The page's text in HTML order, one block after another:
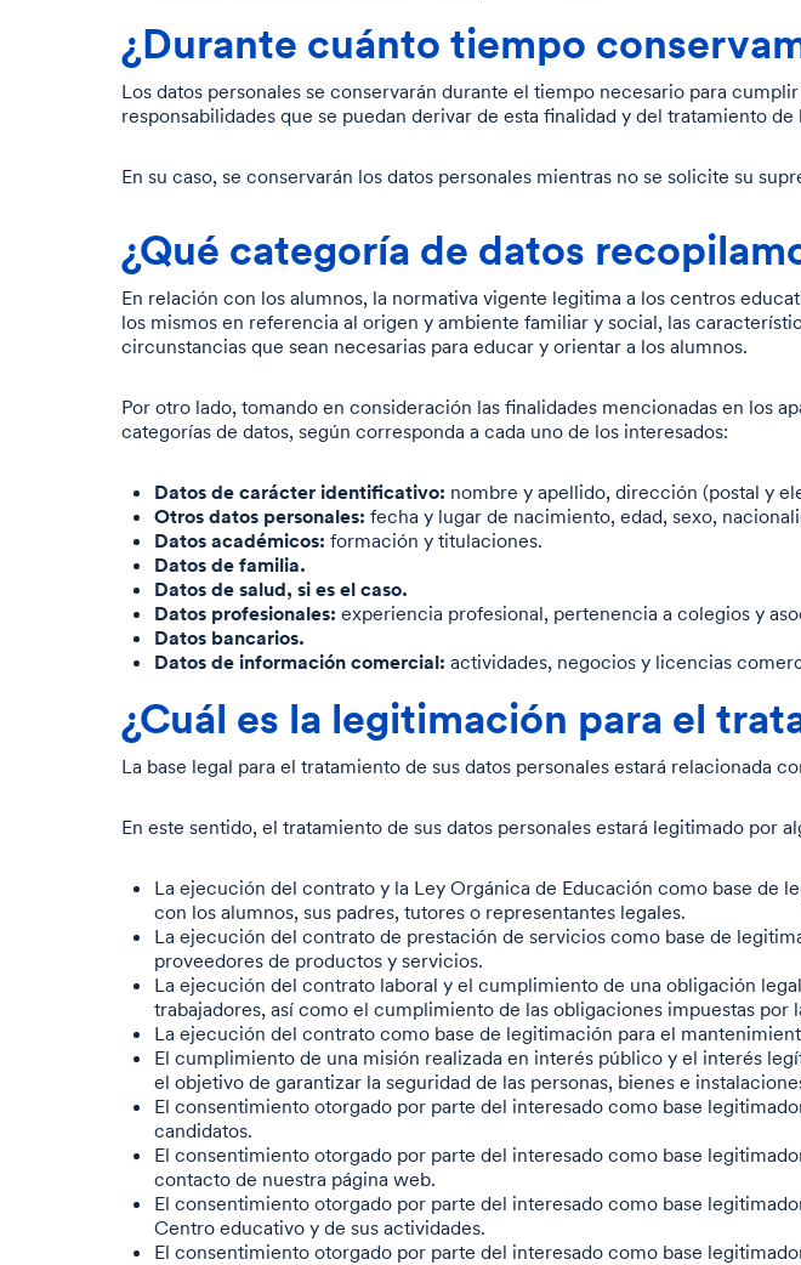
¿Durante cuánto tiempo
Los datos personales se conservarán durante el tiempo necesario para
responsabilidades que se puedan derivar de esta finalidad y del tratamiento de
En su caso, se conservarán los datos personales mientras no se solicite su
¿Qué categoría de datos
En relación con los alumnos, la normativa vigente legitima a los centros
los mismos en referencia al origen y ambiente familiar y social, las
circunstancias que sean necesarias para educar y orientar a los alumnos.
Por otro lado, tomando en consideración las finalidades mencionadas en los
categorías de datos, según corresponda a cada uno de los interesados:
Datos de carácter identificativo: nombre y apellido, dirección (postal y
Otros datos personales: fecha y lugar de nacimiento, edad, sexo,
Datos académicos: formación y titulaciones.
Datos de familia.
Datos de salud, si es el caso.
Datos profesionales: experiencia profesional, pertenencia a colegios y
Datos bancarios.
Datos de información comercial: actividades, negocios y licencias
¿Cuál es la legitimación para el
La base legal para el tratamiento de sus datos personales estará relacionada
En este sentido, el tratamiento de sus datos personales estará legitimado por
La ejecución del contrato y la Ley Orgánica de Educación como base de
con los alumnos, sus padres, tutores o representantes legales.
La ejecución del contrato de prestación de servicios como base de
proveedores de productos y servicios.
La ejecución del contrato laboral y el cumplimiento de una obligación
trabajadores, así como el cumplimiento de las obligaciones impuestas por
La ejecución del contrato como base de legitimación para el
El cumplimiento de una misión realizada en interés público y el interés
el objetivo de garantizar la seguridad de las personas, bienes e
El consentimiento otorgado por parte del interesado como base
candidatos.
El consentimiento otorgado por parte del interesado como base
contacto de nuestra página web.
El consentimiento otorgado por parte del interesado como base
Centro educativo y de sus actividades.
El consentimiento otorgado por parte del interesado como base